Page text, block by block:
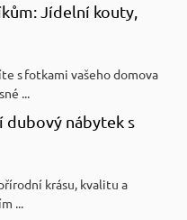
Jídelní kouty,
s fotkami vašeho domova
...
dubový nábytek s
krásu, kvalitu a
...